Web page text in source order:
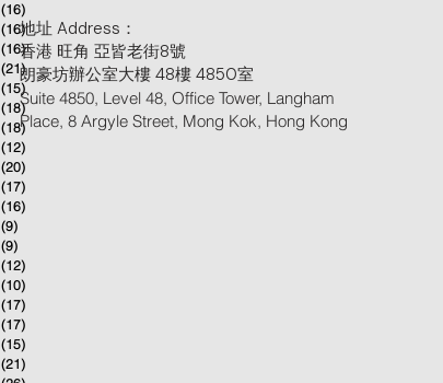
(16)
(16)16 posts
(16)16 posts
(21)21 posts
(15)15 posts
(18)18 posts
(18)18 posts
(12)
(20)
(17)
(16)
(9)
(9)
(12)
(10)
(17)
(17)
(15)
(21)
地址 Address：
香港 旺角 亞皆老街8號
朗豪坊辦公室大樓 48樓 4850室
Suite 4850, Level 48, Office Tower, Langham
Place, 8 Argyle Street, Mong Kok, Hong Kong